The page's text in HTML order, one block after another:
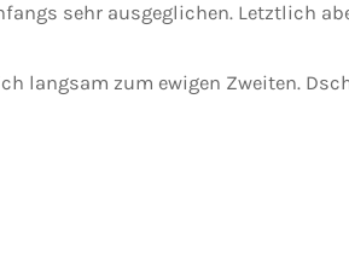
sehr ausgeglichen. Letztlich
langsam zum ewigen Zweiten.